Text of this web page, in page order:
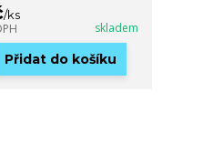
/ks
skladem
Přidat do košíku